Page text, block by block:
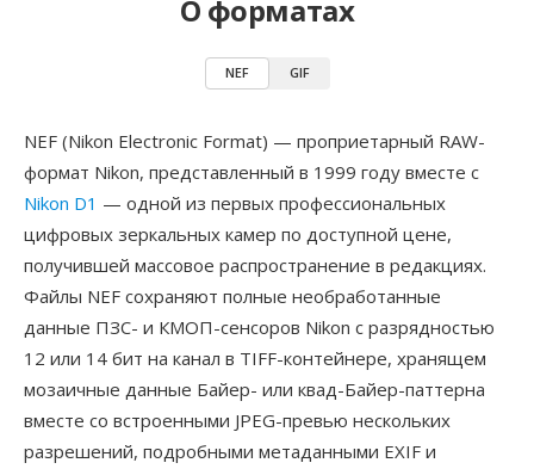
О форматах
NEF GIF
NEF (Nikon Electronic Format) — проприетарный RAW-
формат Nikon, представленный в 1999 году вместе с
Nikon D1 — одной из первых профессиональных
цифровых зеркальных камер по доступной цене,
получившей массовое распространение в редакциях.
Файлы NEF сохраняют полные необработанные
данные ПЗС- и КМОП-сенсоров Nikon с разрядностью
12 или 14 бит на канал в TIFF-контейнере, хранящем
мозаичные данные Байер- или квад-Байер-паттерна
вместе со встроенными JPEG-превью нескольких
разрешений, подробными метаданными EXIF и